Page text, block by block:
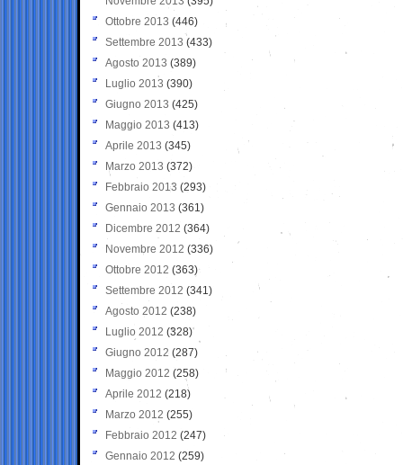
Ottobre 2013 (446)
Settembre 2013 (433)
Agosto 2013 (389)
Luglio 2013 (390)
Giugno 2013 (425)
Maggio 2013 (413)
Aprile 2013 (345)
Marzo 2013 (372)
Febbraio 2013 (293)
Gennaio 2013 (361)
Dicembre 2012 (364)
Novembre 2012 (336)
Ottobre 2012 (363)
Settembre 2012 (341)
Agosto 2012 (238)
Luglio 2012 (328)
Giugno 2012 (287)
Maggio 2012 (258)
Aprile 2012 (218)
Marzo 2012 (255)
Febbraio 2012 (247)
Gennaio 2012 (259)